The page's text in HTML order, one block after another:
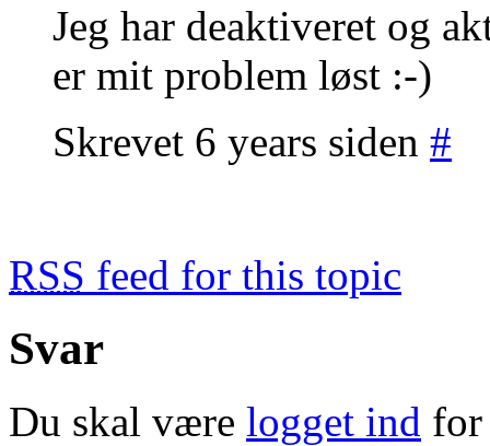
Jeg har deaktiveret og
er mit problem løst :-)
Skrevet 6 years siden #
RSS feed for this topic
Svar
Du skal være logget ind for